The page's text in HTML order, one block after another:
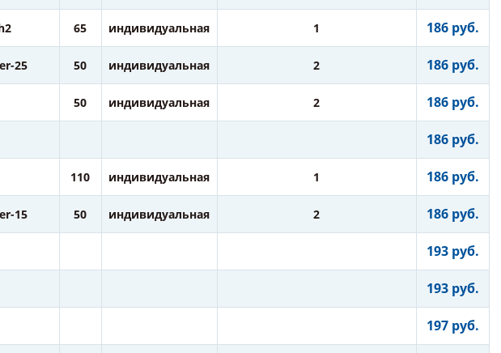
65 индивидуальная 1 186 руб.
25 50 индивидуальная 2 186 руб.
50 индивидуальная 2 186 руб.
186 руб.
110 индивидуальная 1 186 руб.
15 50 индивидуальная 2 186 руб.
193 руб.
193 руб.
197 руб.